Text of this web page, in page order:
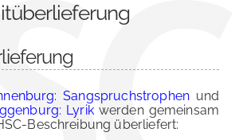
Sangspruchstrophen und
Lyrikwerden gemeinsam
Beschreibung überliefert: